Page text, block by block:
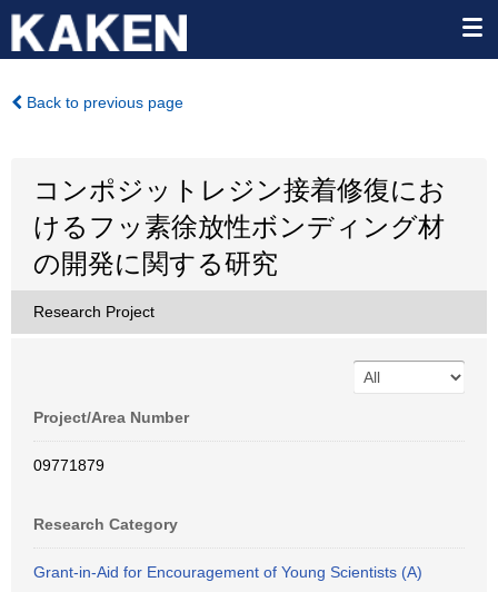
Back to previous page
コンポジットレジン接着修復にお
けるフッ素徐放性ボンディング材
の開発に関する研究
Research Project
Project/Area Number
09771879
Research Category
Grant-in-Aid for Encouragement of Young Scientists (A)